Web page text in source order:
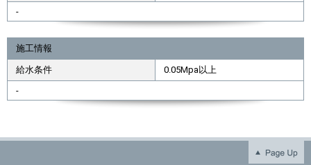
-
施工情報
給水条件
0.05Mpa以上
-